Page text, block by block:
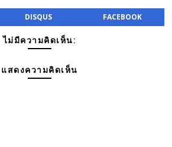
DISQUS FACEBOOK
ไม่มีความคิดเห็น:
แสดงความคิดเห็น